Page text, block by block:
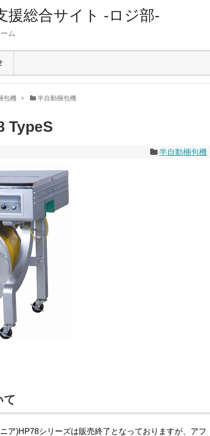
援総合サイト -ロジ部-
ム
包機 半自動梱包機
TypeS
半自動梱包機
て
ア)HP78シリーズは販売終了となっておりますが、アフ